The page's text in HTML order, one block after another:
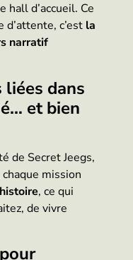
hall d’accueil. Ce
c’est la
narratif
liées dans
et bien
de Secret Jeegs,
chaque mission
, ce qui
de vivre